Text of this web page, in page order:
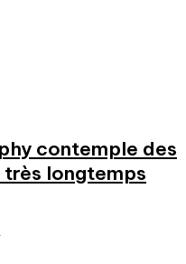
contemple des
très longtemps